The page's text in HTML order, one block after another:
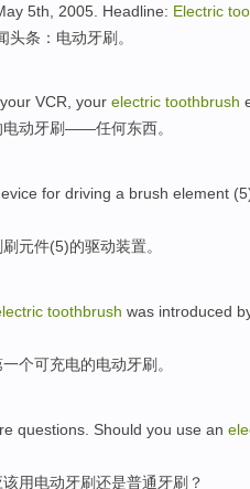
5th , 2005. Headline: Electric
头条 ： 电动牙刷。
your VCR, your electric toothbrush
电动牙刷——任何东西。
for driving a brush element
元件(5)的驱动装置。
toothbrush was introduced
一个可充电的电动牙刷 。
questions Should you use an
该用电动牙刷还是普通牙刷？